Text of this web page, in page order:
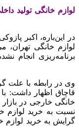
در‌ این‌باره، اکبر
لوازم خانگی تهران،
برنامه‌ریزی انجام
وی در رابطه با علت
قاچاق اظهار داشت:
خانگی خارجی در بازار
نسبت به خرید لوازم
گرایش به خرید لوازم